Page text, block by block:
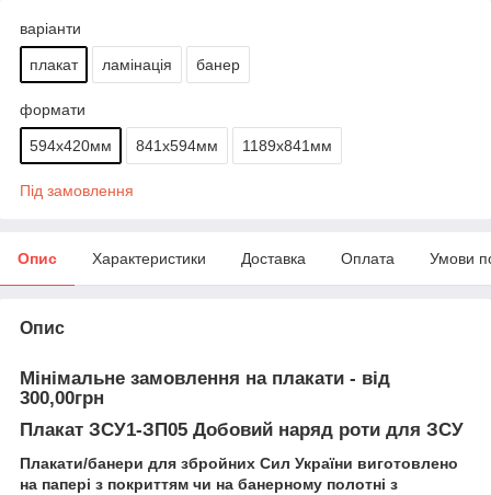
варіанти
плакат ламінація банер
формати
594х420мм 841х594мм 1189х841мм
Під замовлення
Опис Характеристики Доставка Оплата Умови
Опис
Мінімальне замовлення на плакати - від
300,00грн
Плакат ЗСУ1-ЗП05 Добовий наряд роти для ЗСУ
Плакати/банери для збройних Сил України виготовлено
на папері з покриттям чи на банерному полотні з